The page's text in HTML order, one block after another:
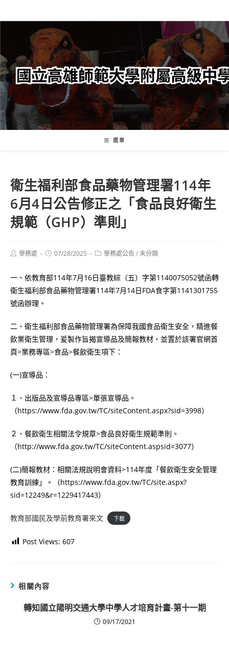
轉
要
內
容
選單
衛生福利部食品藥物管理署114年
6月4日公告修正之「食品良好衛生
規範（GHP）準則」
Post學務處
Post07/28/2025
Post學務處公告/未分類
一、依教育部114年7月16日臺教綜（五）字第1140075052號函轉
衛生福利部食品藥物管理署114年7月14日FDA食字第1141301755
號函辦理。
二、衛生福利部食品藥物管理署為保障我國食品衛生安全，精進餐
飲業衛生管理，爰製作旨揭宣導品及簡報教材，並置於該署官網首
頁>業務專區>食品>餐飲衛生項下：
(一)宣導品：
１、出版品及宣導品專區>單張宣導品。
（https://www.fda.gov.tw/TC/siteContent.aspx?sid=3998）
２、餐飲衛生相關法令規章>食品良好衛生規範準則。
（http://www.fda.gov.tw/TC/siteContent.aspsid=3077）
(二)簡報教材：相關法規說明會資料>114年度「餐飲衛生安全管理
教育訓練」。（https://www.fda.gov.tw/TC/site.aspx?
sid=12249&r=1229417443）
教育部國民及學前教育署來文 下載
Post Views: 607
相關內容
轉知國立陽明交通大學中學人才培育計畫-第十一期
09/17/2021